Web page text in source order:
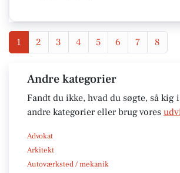
1 2 3 4 5 6 7 8
Andre kategorier
Fandt du ikke, hvad du søgte, så kig
andre kategorier eller brug vores
Advokat
Arkitekt
Autoværksted / mekanik